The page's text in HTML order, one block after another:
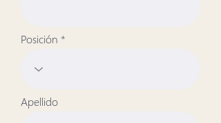
Posición
Apellido